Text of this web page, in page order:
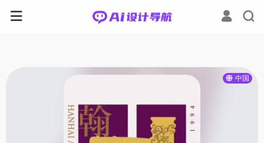
中国